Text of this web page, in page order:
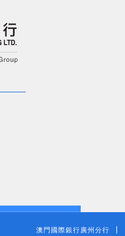
澳門國際銀行廣州分行